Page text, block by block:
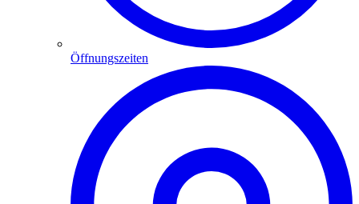
Öffnungszeiten